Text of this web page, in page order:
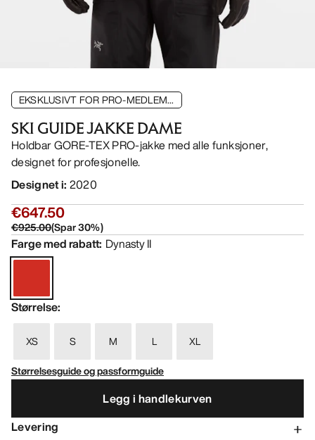
EKSKLUSIVT FOR PRO-MEDLEM...
SKI GUIDE JAKKE DAME
Holdbar GORE-TEX PRO-jakke med alle funksjoner,
designet for profesjonelle.
Designet i: 2020
€647.50
€925.00(Spar30%)
Farge med rabatt: Dynasty II
Størrelse:
XS S M L
XL
Størrelsesguide og passformguide
Legg i handlekurven
Levering